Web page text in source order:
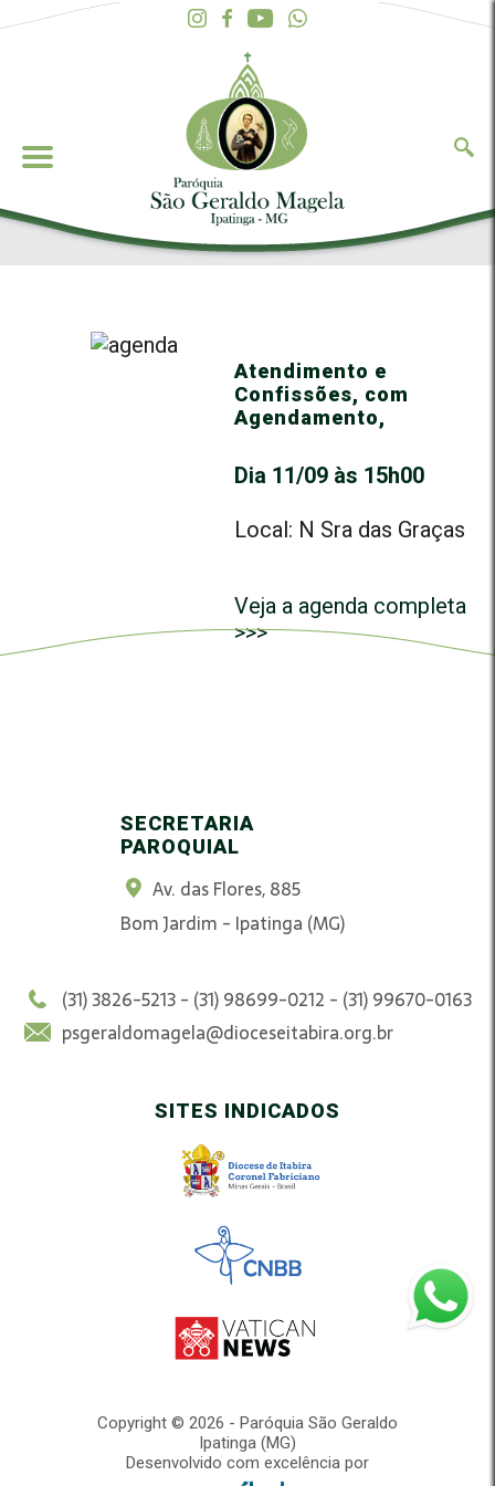
Atendimento e
Confissões, com
Agendamento,
Dia 11/09 às 15h00
Local: N Sra das Graças
Veja a agenda completa
>>>
SECRETARIA
PAROQUIAL
Av. das Flores, 885
Bom Jardim - Ipatinga (MG)
(31) 3826-5213 - (31) 98699-0212 - (31) 99670-0163
psgeraldomagela@dioceseitabira.org.br
SITES INDICADOS
Copyright © 2026 - Paróquia São Geraldo
Ipatinga (MG)
Desenvolvido com excelência por